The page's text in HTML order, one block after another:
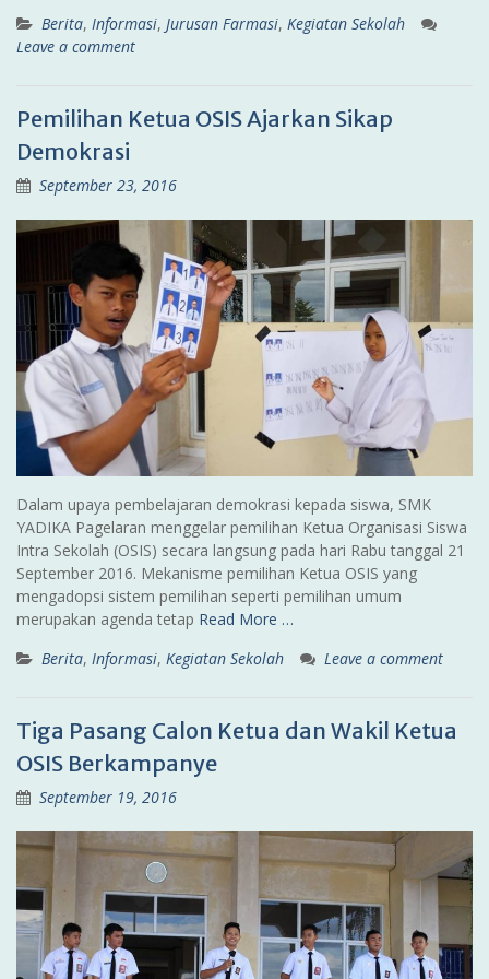
Berita, Informasi, Jurusan Farmasi, Kegiatan Sekolah
Leave a comment
Pemilihan Ketua OSIS Ajarkan Sikap
Demokrasi
September 23, 2016
Dalam upaya pembelajaran demokrasi kepada siswa, SMK
YADIKA Pagelaran menggelar pemilihan Ketua Organisasi Siswa
Intra Sekolah (OSIS) secara langsung pada hari Rabu tanggal 21
September 2016. Mekanisme pemilihan Ketua OSIS yang
mengadopsi sistem pemilihan seperti pemilihan umum
merupakan agenda tetap Read More …
Berita, Informasi, Kegiatan Sekolah Leave a comment
Tiga Pasang Calon Ketua dan Wakil Ketua
OSIS Berkampanye
September 19, 2016